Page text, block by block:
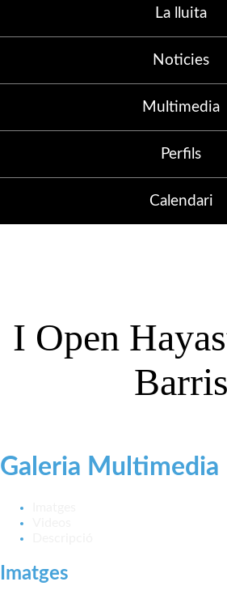
La lluita
Noticies
Multimedia
Perfils
Calendari
I Open
Barris
Galeria Multimedia
Imatges